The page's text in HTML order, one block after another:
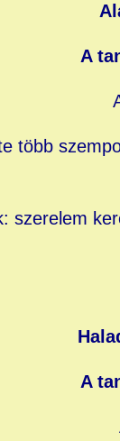
A
több
szerelem
A